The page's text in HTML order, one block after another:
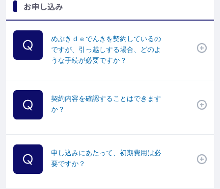
お申し込み
めぶきｄｅでんきを契約しているの
ですが、引っ越しする場合、どのよ
うな手続が必要ですか？
契約内容を確認することはできます
か？
申し込みにあたって、初期費用は必
要ですか？